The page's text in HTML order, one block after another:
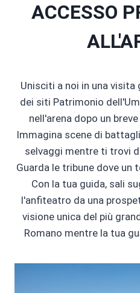
ACCESSO
Unisciti a noi in una visita
dei siti Patrimonio
nell'arena dopo un
Immagina scene di
selvaggi mentre ti trovi
Guarda le tribune dove un
Con la tua guida, sali
l'anfiteatro da una
visione unica del più
Romano mentre la tua